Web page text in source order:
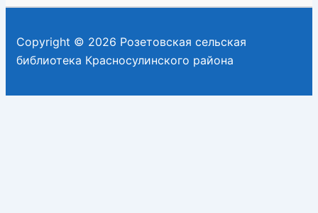
Copyright © 2026 Розетовская сельская
библиотека Красносулинского района